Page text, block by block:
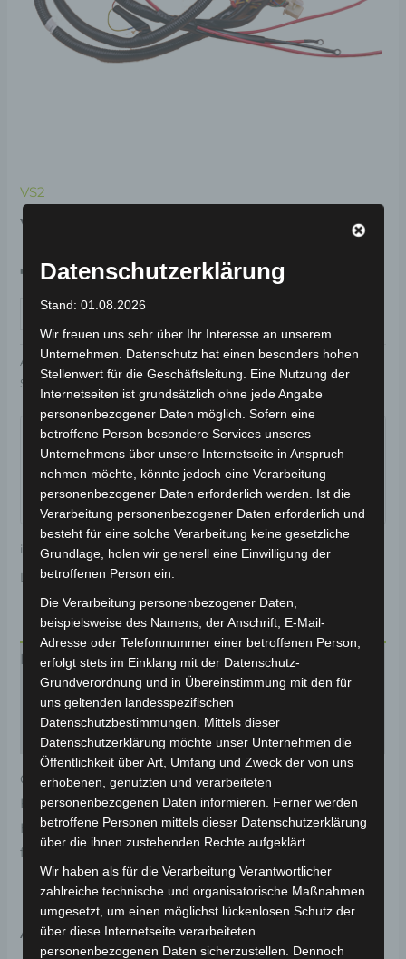
VS2
VS2 HAUPTKABEL
79,00€ *
IN DEN WARENKORB
Artikelnummer:3M301-5003A-00 Kategorie:VS2
Schlagwort:Elektrik & Beleuchtung
Garantiert sicherer Checkout
inkl. 19 % MwSt.Kostenloser Versand
Lieferzeit:Versandfertig innerhalb 24 Stunden*
Beschreibung
Produktsicherheit
Rezensionen (0)
Original-Ersatzteil für den Elektro-Scooter VS2.
Hauptkabel für optimale Funktionalität und
Haltbarkeit. Weitere Informationen zum Fahrzeug
findest du hier:
Volta Motor Elektro-Scooter VS2
Ähnliche Produkte
Datenschutzerklärung
Stand: 01.08.2026
Wir freuen uns sehr über Ihr Interesse an unserem
Unternehmen. Datenschutz hat einen besonders hohen
Stellenwert für die Geschäftsleitung. Eine Nutzung der
Internetseiten ist grundsätzlich ohne jede Angabe
personenbezogener Daten möglich. Sofern eine
betroffene Person besondere Services unseres
Unternehmens über unsere Internetseite in Anspruch
nehmen möchte, könnte jedoch eine Verarbeitung
personenbezogener Daten erforderlich werden. Ist die
Verarbeitung personenbezogener Daten erforderlich und
besteht für eine solche Verarbeitung keine gesetzliche
Grundlage, holen wir generell eine Einwilligung der
betroffenen Person ein.
Die Verarbeitung personenbezogener Daten,
beispielsweise des Namens, der Anschrift, E-Mail-
Adresse oder Telefonnummer einer betroffenen Person,
erfolgt stets im Einklang mit der Datenschutz-
Grundverordnung und in Übereinstimmung mit den für
uns geltenden landesspezifischen
Datenschutzbestimmungen. Mittels dieser
Datenschutzerklärung möchte unser Unternehmen die
Öffentlichkeit über Art, Umfang und Zweck der von uns
erhobenen, genutzten und verarbeiteten
personenbezogenen Daten informieren. Ferner werden
betroffene Personen mittels dieser Datenschutzerklärung
über die ihnen zustehenden Rechte aufgeklärt.
Wir haben als für die Verarbeitung Verantwortlicher
zahlreiche technische und organisatorische Maßnahmen
umgesetzt, um einen möglichst lückenlosen Schutz der
über diese Internetseite verarbeiteten
personenbezogenen Daten sicherzustellen. Dennoch